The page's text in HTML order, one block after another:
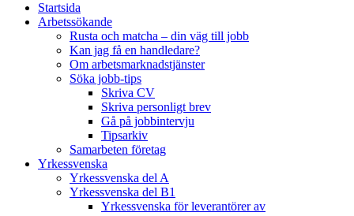
Startsida
Arbetssökande
Rusta och matcha – din väg till jobb
Kan jag få en handledare?
Om arbetsmarknadstjänster
Söka jobb-tips
Skriva CV
Skriva personligt brev
Gå på jobbintervju
Tipsarkiv
Samarbeten företag
Yrkessvenska
Yrkessvenska del A
Yrkessvenska del B1
Yrkessvenska för leverantörer av